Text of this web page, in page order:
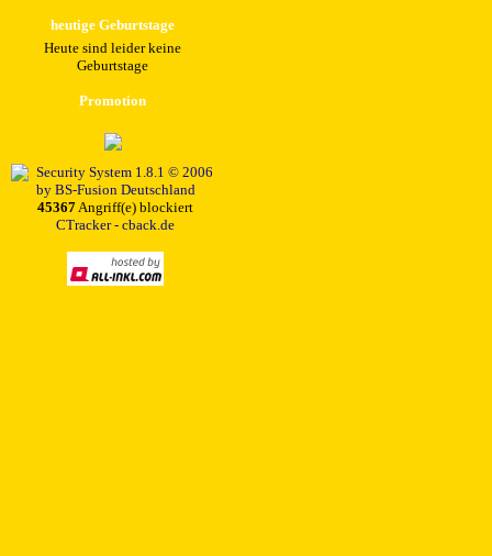
heutige Geburtstage
Heute sind leider keine
Geburtstage
Promotion
45367Angriff(e) blockiert
CTracker - cback.de